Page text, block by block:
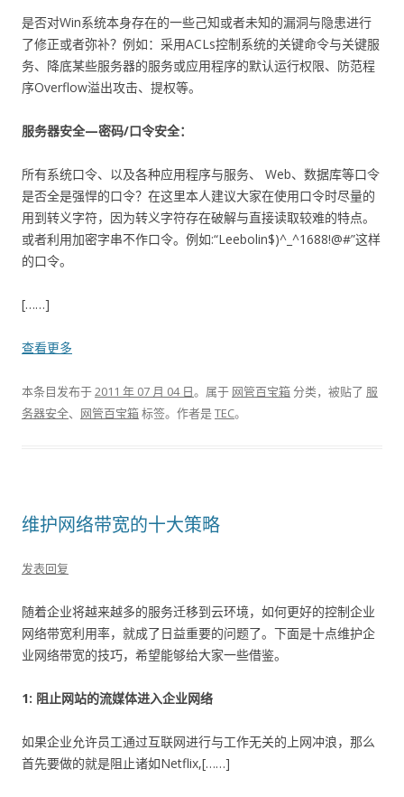
是否对Win系统本身存在的一些己知或者未知的漏洞与隐患进行
了修正或者弥补？例如：采用ACLs控制系统的关键命令与关键服
务、降底某些服务器的服务或应用程序的默认运行权限、防范程
序Overflow溢出攻击、提权等。
服务器安全—密码/口令安全：
所有系统口令、以及各种应用程序与服务、 Web、数据库等口令
是否全是强悍的口令？在这里本人建议大家在使用口令时尽量的
用到转义字符，因为转义字符存在破解与直接读取较难的特点。
或者利用加密字串不作口令。例如:“Leebolin$)^_^1688!@#”这样
的口令。
[……]
查看更多
本条目发布于2011 年 07 月 04 日。属于 网管百宝箱分类，被贴了 服
务器安全、 网管百宝箱标签。 作者是TEC。
维护网络带宽的十大策略
发表回复
随着企业将越来越多的服务迁移到云环境，如何更好的控制企业
网络带宽利用率，就成了日益重要的问题了。下面是十点维护企
业网络带宽的技巧，希望能够给大家一些借鉴。
1: 阻止网站的流媒体进入企业网络
如果企业允许员工通过互联网进行与工作无关的上网冲浪，那么
首先要做的就是阻止诸如Netflix,[……]